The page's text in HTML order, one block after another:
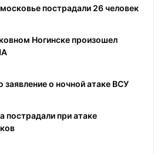
пострадали 26 человек
Ногинске произошел
о ночной атаке ВСУ
пострадали при атаке